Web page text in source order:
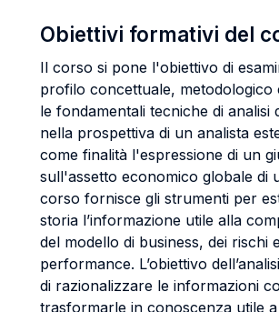
Obiettivi formativi del
Il corso si pone l'obiettivo di
profilo concettuale, metodologico
le fondamentali tecniche di analisi
nella prospettiva di un analista
come finalità l'espressione di un
sull'assetto economico globale di
corso fornisce gli strumenti per
storia l’informazione utile alla
del modello di business, dei rischi
performance. L’obiettivo
di razionalizzare le informazioni
trasformarle in conoscenza utile